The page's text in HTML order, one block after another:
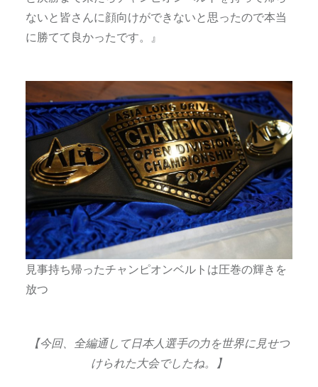
ないと皆さんに顔向けができないと思ったので本当
に勝てて良かったです。』
見事持ち帰ったチャンピオンベルトは圧巻の輝きを
放つ
【今回、全編通して日本人選手の力を世界に見せつ
けられた大会でしたね。】